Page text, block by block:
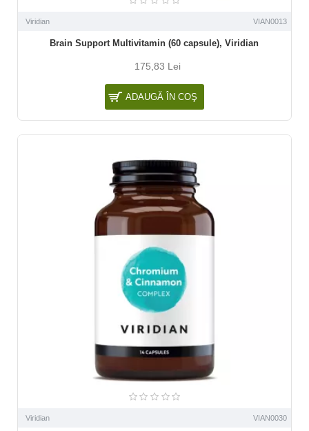
Viridian VIAN0013
Brain Support Multivitamin (60 capsule), Viridian
175,83 Lei
ADAUGĂ ÎN COŞ
Viridian VIAN0030